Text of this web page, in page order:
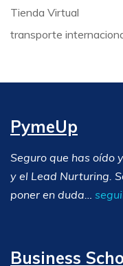
Tienda Virtual
transporte
PymeUp
Seguro que has oído
y el Lead Nurturing.
poner en duda…
Business